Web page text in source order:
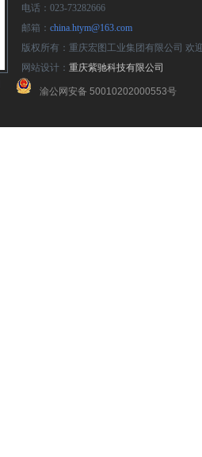
电话：023-73282666
邮箱： china.htym@163.com
版权所有：重庆宏图工业集团有限公司 欢
网站设计： 重庆紫驰科技有限公司
渝公网安备 50010202000553号